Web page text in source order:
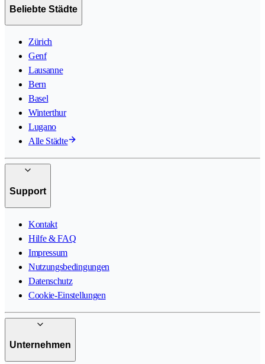
Beliebte Städte
Zürich
Genf
Lausanne
Bern
Basel
Winterthur
Lugano
Alle Städte
Support
Kontakt
Hilfe & FAQ
Impressum
Nutzungsbedingungen
Datenschutz
Cookie-Einstellungen
Unternehmen